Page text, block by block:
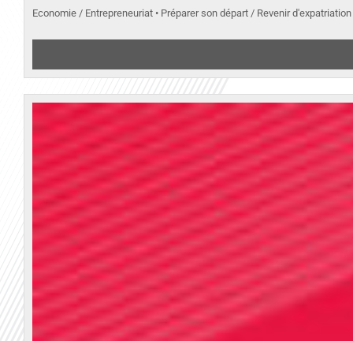
Economie / Entrepreneuriat • Préparer son départ / Revenir d'expatriation